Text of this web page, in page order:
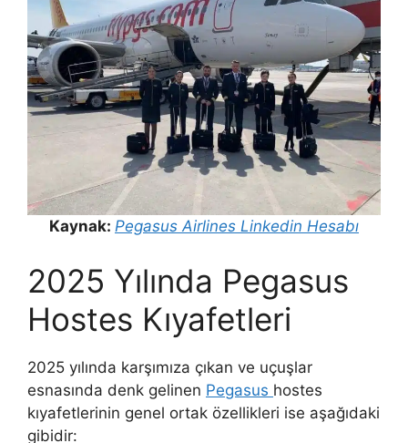
Kaynak: Pegasus Airlines Linkedin Hesabı
2025 Yılında Pegasus
Hostes Kıyafetleri
2025 yılında karşımıza çıkan ve uçuşlar
esnasında denk gelinen Pegasus hostes
kıyafetlerinin genel ortak özellikleri ise aşağıdaki
gibidir: